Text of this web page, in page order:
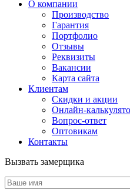
О компании
Производство
Гарантия
Портфолио
Отзывы
Реквизиты
Вакансии
Карта сайта
Клиентам
Скидки и акции
Онлайн-
Вопрос-ответ
Оптовикам
Контакты
Вызвать замерщика